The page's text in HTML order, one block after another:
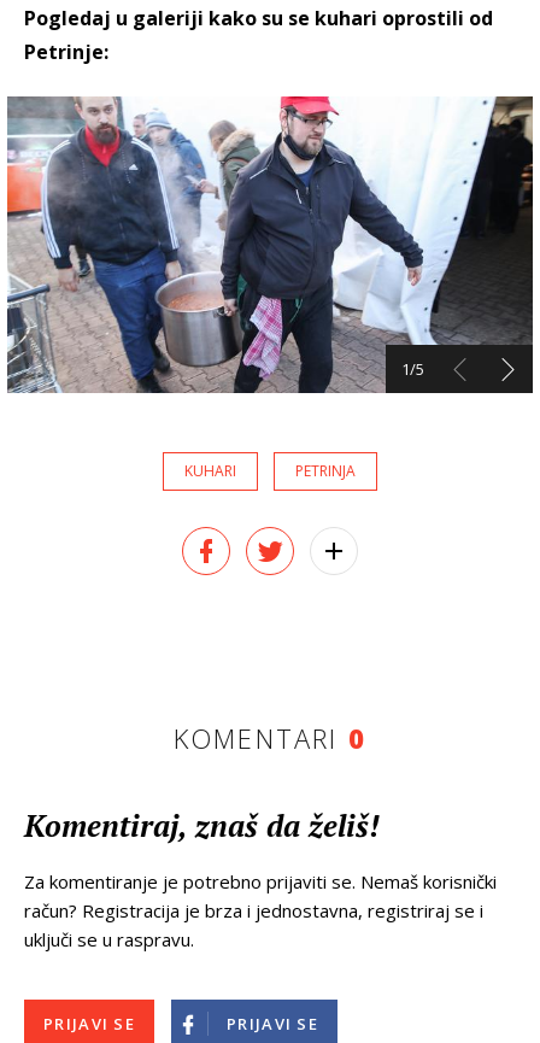
Pogledaj u galeriji kako su se kuhari oprostili od
Petrinje:
1/5
KUHARI PETRINJA
KOMENTARI 0
Komentiraj, znaš da želiš!
Za komentiranje je potrebno prijaviti se. Nemaš korisnički
račun? Registracija je brza i jednostavna, registriraj se i
uključi se u raspravu.
PRIJAVI SE PRIJAVI SE